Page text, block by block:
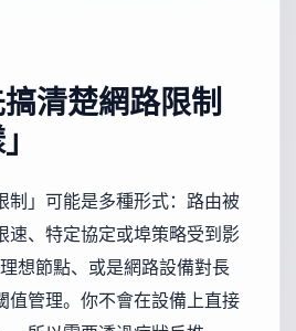
清楚網路限制
制」可能是多種形式：路由被
速、特定協定或埠策略受到影
想節點、或是網路設備對長
值管理。你不會在設備上直接